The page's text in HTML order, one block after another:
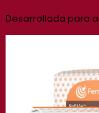
Desarrollada para